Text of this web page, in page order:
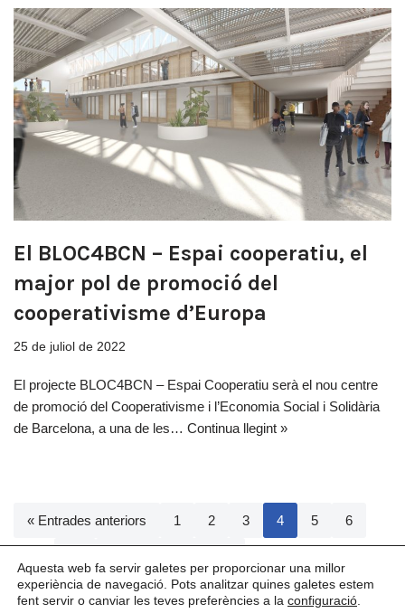
El BLOC4BCN – Espai cooperatiu, el
major pol de promoció del
cooperativisme d’Europa
25 de juliol de 2022
El projecte BLOC4BCN – Espai Cooperatiu serà el nou centre
de promoció del Cooperativisme i l’Economia Social i Solidària
de Barcelona, a una de les… Continua llegint »
« Entrades anteriors 1 2 3 4 5 6
Aquesta web fa servir galetes per proporcionar una millor
experiència de navegació. Pots analitzar quines galetes estem
fent servir o canviar les teves preferències a la configuració